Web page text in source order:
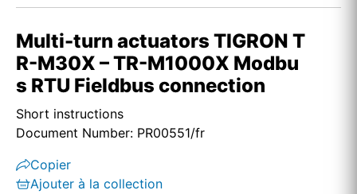
Multi-turn actuators TIGRON T
R-M30X – TR-M1000X Modbu
s RTU Fieldbus connection
Short instructions
Document Number: PR00551/fr
Copier
Ajouter à la collection